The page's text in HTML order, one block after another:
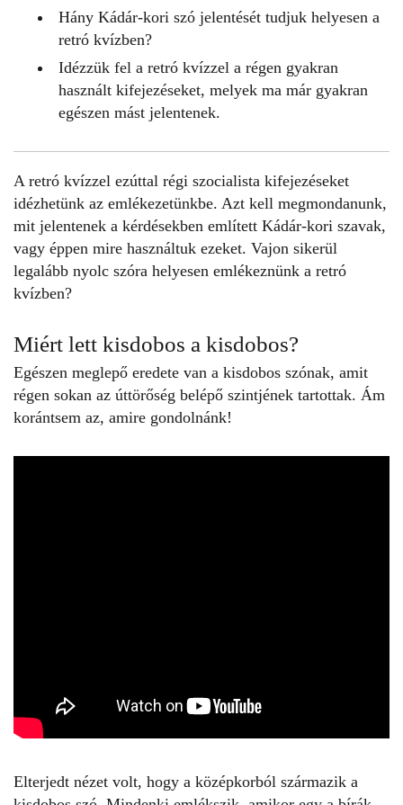
Hány Kádár-kori szó jelentését tudjuk helyesen a
retró kvízben?
Idézzük fel a retró kvízzel a régen gyakran
használt kifejezéseket, melyek ma már gyakran
egészen mást jelentenek.
A retró kvízzel ezúttal régi szocialista kifejezéseket
idézhetünk az emlékezetünkbe. Azt kell megmondanunk,
mit jelentenek a kérdésekben említett Kádár-kori szavak,
vagy éppen mire használtuk ezeket. Vajon sikerül
legalább nyolc szóra helyesen emlékeznünk a retró
kvízben?
Miért lett kisdobos a kisdobos?
Egészen meglepő eredete van a kisdobos szónak, amit
régen sokan az úttörőség belépő szintjének tartottak. Ám
korántsem az, amire gondolnánk!
Elterjedt nézet volt, hogy a középkorból származik a